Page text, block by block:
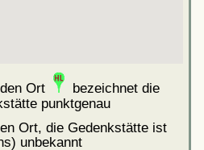
Ort
bezeichnet die
punktgenau
Ort, die Gedenkstätte ist
unbekannt